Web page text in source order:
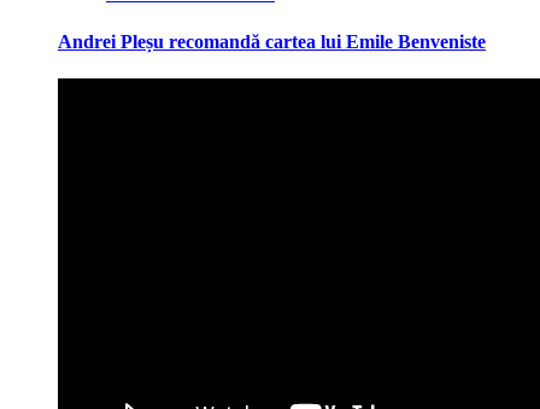
Andrei Pleșu recomandă cartea lui Emile Benveniste